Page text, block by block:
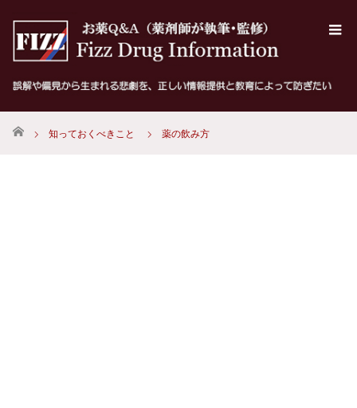
ホーム 知っておくべきこと 薬の飲み方